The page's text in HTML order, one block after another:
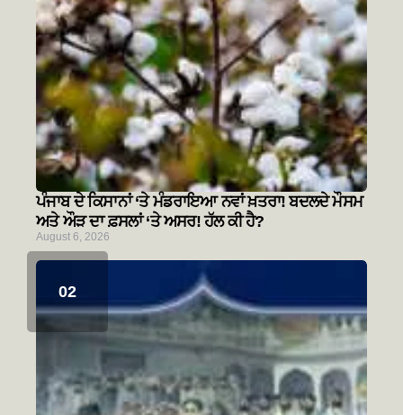
ਪੰਜਾਬ ਦੇ ਕਿਸਾਨਾਂ ‘ਤੇ ਮੰਡਰਾਇਆ ਨਵਾਂ ਖ਼ਤਰਾ! ਬਦਲਦੇ ਮੌਸਮ
ਅਤੇ ਔੜ ਦਾ ਫ਼ਸਲਾਂ ‘ਤੇ ਅਸਰ! ਹੱਲ ਕੀ ਹੈ?
August 6, 2026